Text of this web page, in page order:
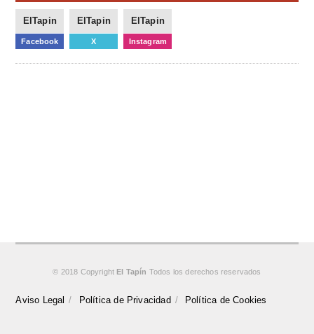
ElTapin
Facebook
ElTapin
X
ElTapin
Instagram
© 2018 Copyright El Tapín Todos los derechos reservados
Aviso Legal Política de Privacidad Política de Cookies